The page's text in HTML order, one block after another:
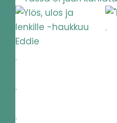
.
.
.
.